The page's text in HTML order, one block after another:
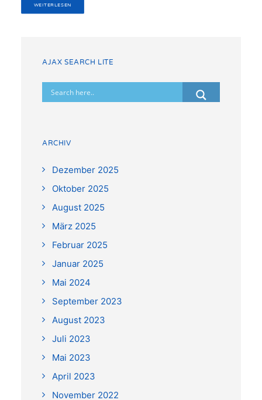
WEITERLESEN
AJAX SEARCH LITE
ARCHIV
Dezember 2025
Oktober 2025
August 2025
März 2025
Februar 2025
Januar 2025
Mai 2024
September 2023
August 2023
Juli 2023
Mai 2023
April 2023
November 2022